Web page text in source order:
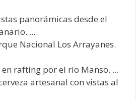
panorámicas desde el
...
Nacional Los Arrayanes.
rafting por el río Manso. ...
artesanal con vistas al